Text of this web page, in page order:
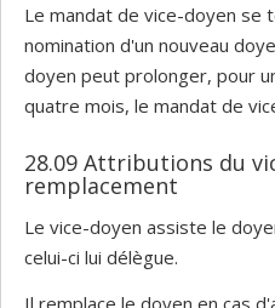
Le mandat de vice-doyen se
nomination d'un nouveau
doyen peut prolonger, pour
quatre mois, le mandat de
28.09 Attributions du
remplacement
Le vice-doyen assiste le
celui-ci lui délègue.
Il remplace le doyen en cas